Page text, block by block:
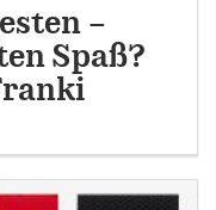
–
Spaß?